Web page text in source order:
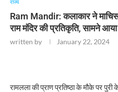
राज्य
Ram Mandir: कलाकार ने माचिस
राम मंदिर की प्रतिकृति, सामने
written by January 22, 2024
रामलला की प्राण प्रतिष्ठा के मौके पर